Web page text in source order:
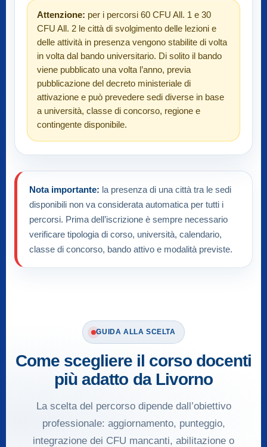
Attenzione: per i percorsi 60 CFU All. 1 e 30
CFU All. 2 le città di svolgimento delle lezioni e
delle attività in presenza vengono stabilite di volta
in volta dal bando universitario. Di solito il bando
viene pubblicato una volta l’anno, previa
pubblicazione del decreto ministeriale di
attivazione e può prevedere sedi diverse in base
a università, classe di concorso, regione e
contingente disponibile.
Nota importante: la presenza di una città tra le sedi
disponibili non va considerata automatica per tutti i
percorsi. Prima dell’iscrizione è sempre necessario
verificare tipologia di corso, università, calendario,
classe di concorso, bando attivo e modalità previste.
GUIDA ALLA SCELTA
Come scegliere il corso docenti
più adatto da Livorno
La scelta del percorso dipende dall’obiettivo
professionale: aggiornamento, punteggio,
integrazione dei CFU mancanti, abilitazione o